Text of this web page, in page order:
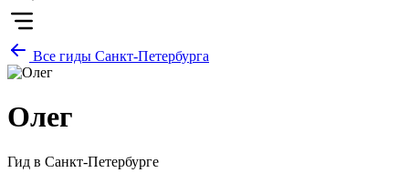
Все гиды Санкт-Петербурга
Олег
Гид в Санкт-Петербурге